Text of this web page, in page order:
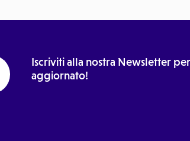
Iscriviti alla nostra Newsletter
aggiornato!